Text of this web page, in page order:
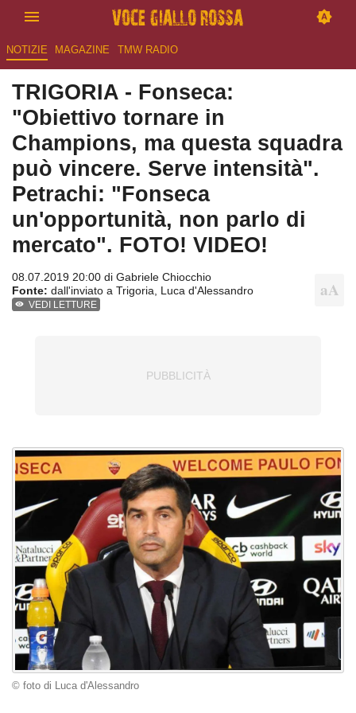
NOTIZIE MAGAZINE TMW RADIO
TRIGORIA - Fonseca:
"Obiettivo tornare in
Champions, ma questa squadra
può vincere. Serve intensità".
Petrachi: "Fonseca
un'opportunità, non parlo di
mercato". FOTO! VIDEO!
08.07.2019 20:00 di Gabriele Chiocchio
Fonte: dall'inviato a Trigoria, Luca d'Alessandro
VEDI LETTURE
© foto di Luca d'Alessandro